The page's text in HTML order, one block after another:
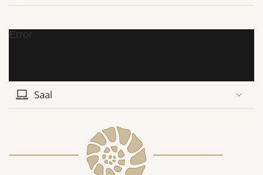
Error
Saal